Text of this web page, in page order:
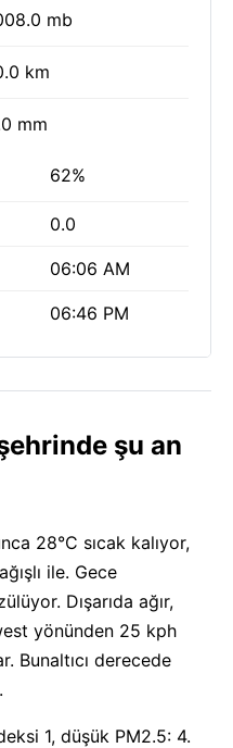
mb
km
mm
62%
0.0
06:06 AM
06:46 PM
şu an
28°C sıcak kalıyor,
ile. Gece
Dışarıda ağır,
yönünden 25 kph
Bunaltıcı derecede
1, düşük PM2.5: 4.